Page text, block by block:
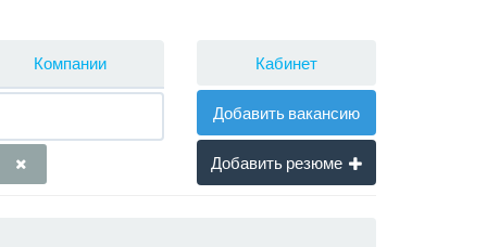
Компании Кабинет
Добавить вакансию
Добавить резюме